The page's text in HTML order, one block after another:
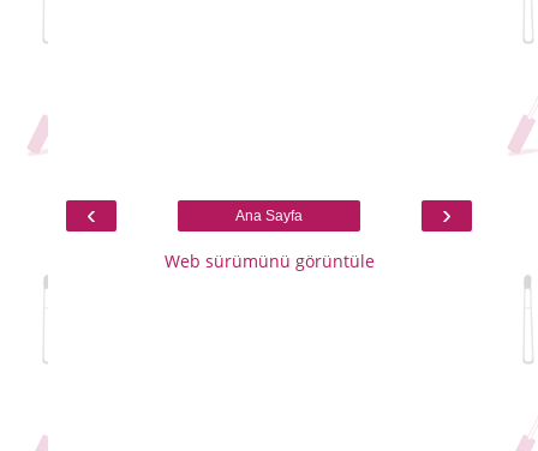
‹ ›
Ana Sayfa
Web sürümünü görüntüle